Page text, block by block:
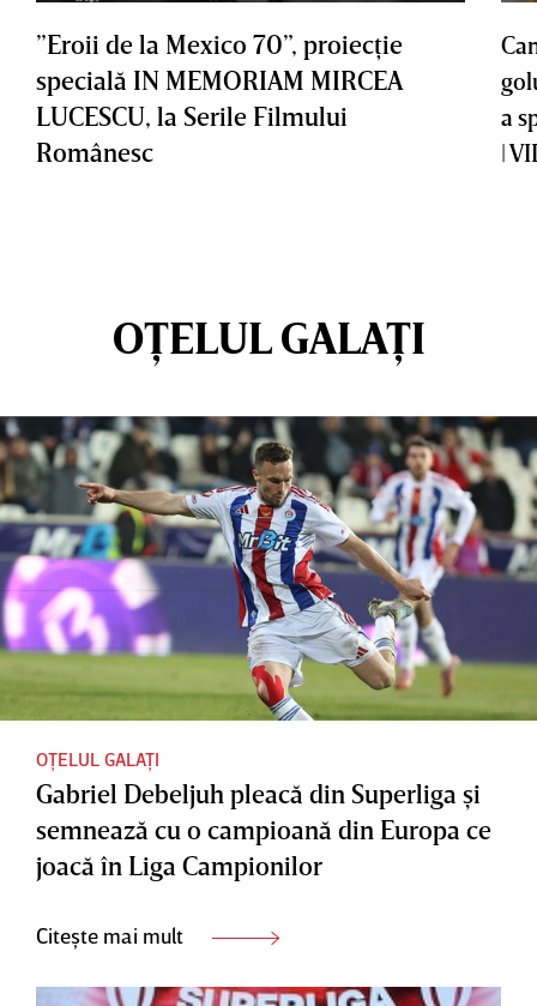
”Eroii de la Mexico 70”, proiecţie
specială IN MEMORIAM MIRCEA
LUCESCU, la Serile Filmului
Românesc
a
|
OȚELUL GALAȚI
OȚELUL GALAȚI
Gabriel Debeljuh pleacă din Superliga şi
semnează cu o campioană din Europa ce
joacă în Liga Campionilor
Citește mai mult